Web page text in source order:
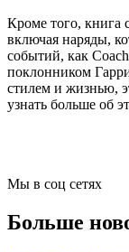
Кроме того, книга
включая наряды,
событий, как
поклонником
стилем и жизнью,
узнать больше об
Мы в соц сетях
Больше